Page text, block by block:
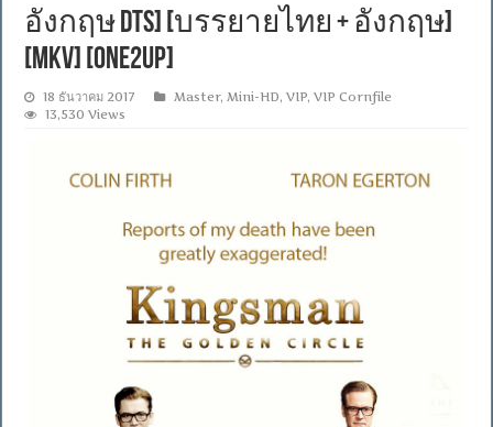
อังกฤษ DTS] [บรรยายไทย + อังกฤษ]
[MKV] [ONE2UP]
18 ธันวาคม 2017 Master,Mini-HD,VIP,VIP Cornfile
13,530 Views